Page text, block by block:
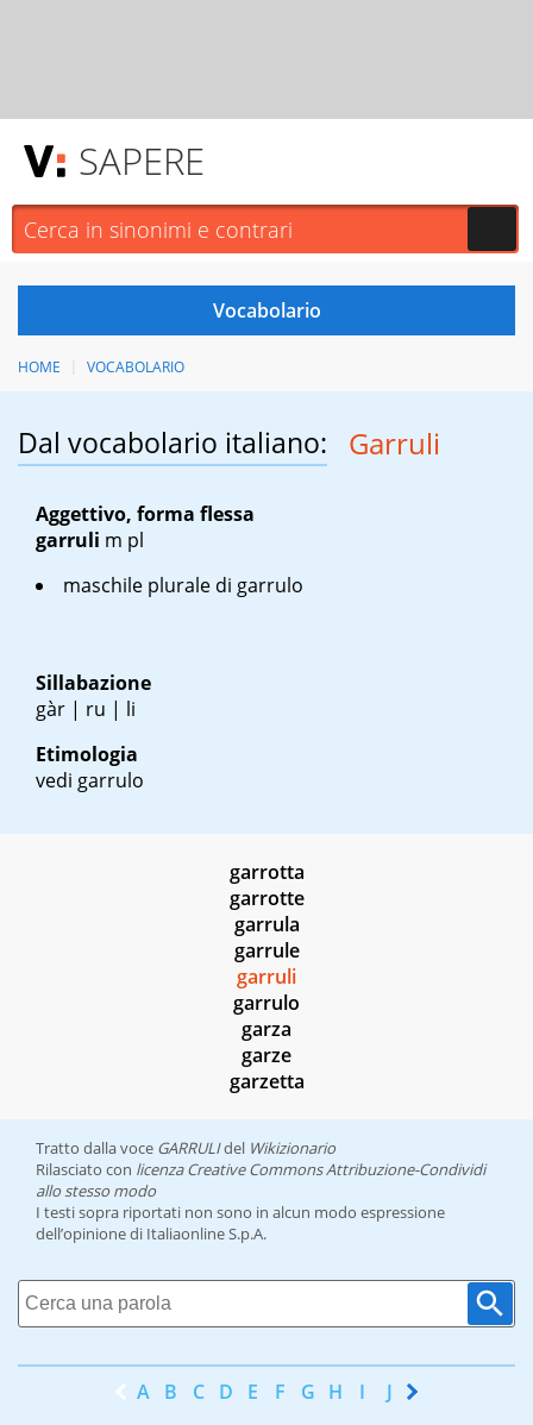
SAPERE
HOME VOCABOLARIO
Dal vocabolario italiano: Garruli
Aggettivo, forma flessa
garruli m pl
maschile plurale di garrulo
Sillabazione
gàr | ru | li
Etimologia
vedi garrulo
garrotta
garrotte
garrula
garrule
garruli
garrulo
garza
garze
garzetta
Tratto dalla voce GARRULIdel Wikizionario
Rilasciato con licenza Creative Commons Attribuzione-Condividi
allo stesso modo
I testi sopra riportati non sono in alcun modo espressione
dell’opinione di Italiaonline S.p.A.
A B C D E F G H I J K